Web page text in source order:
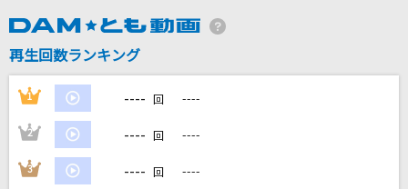
再生回数ランキング
1 ---- 回 ----
2 ---- 回 ----
3 ---- 回 ----